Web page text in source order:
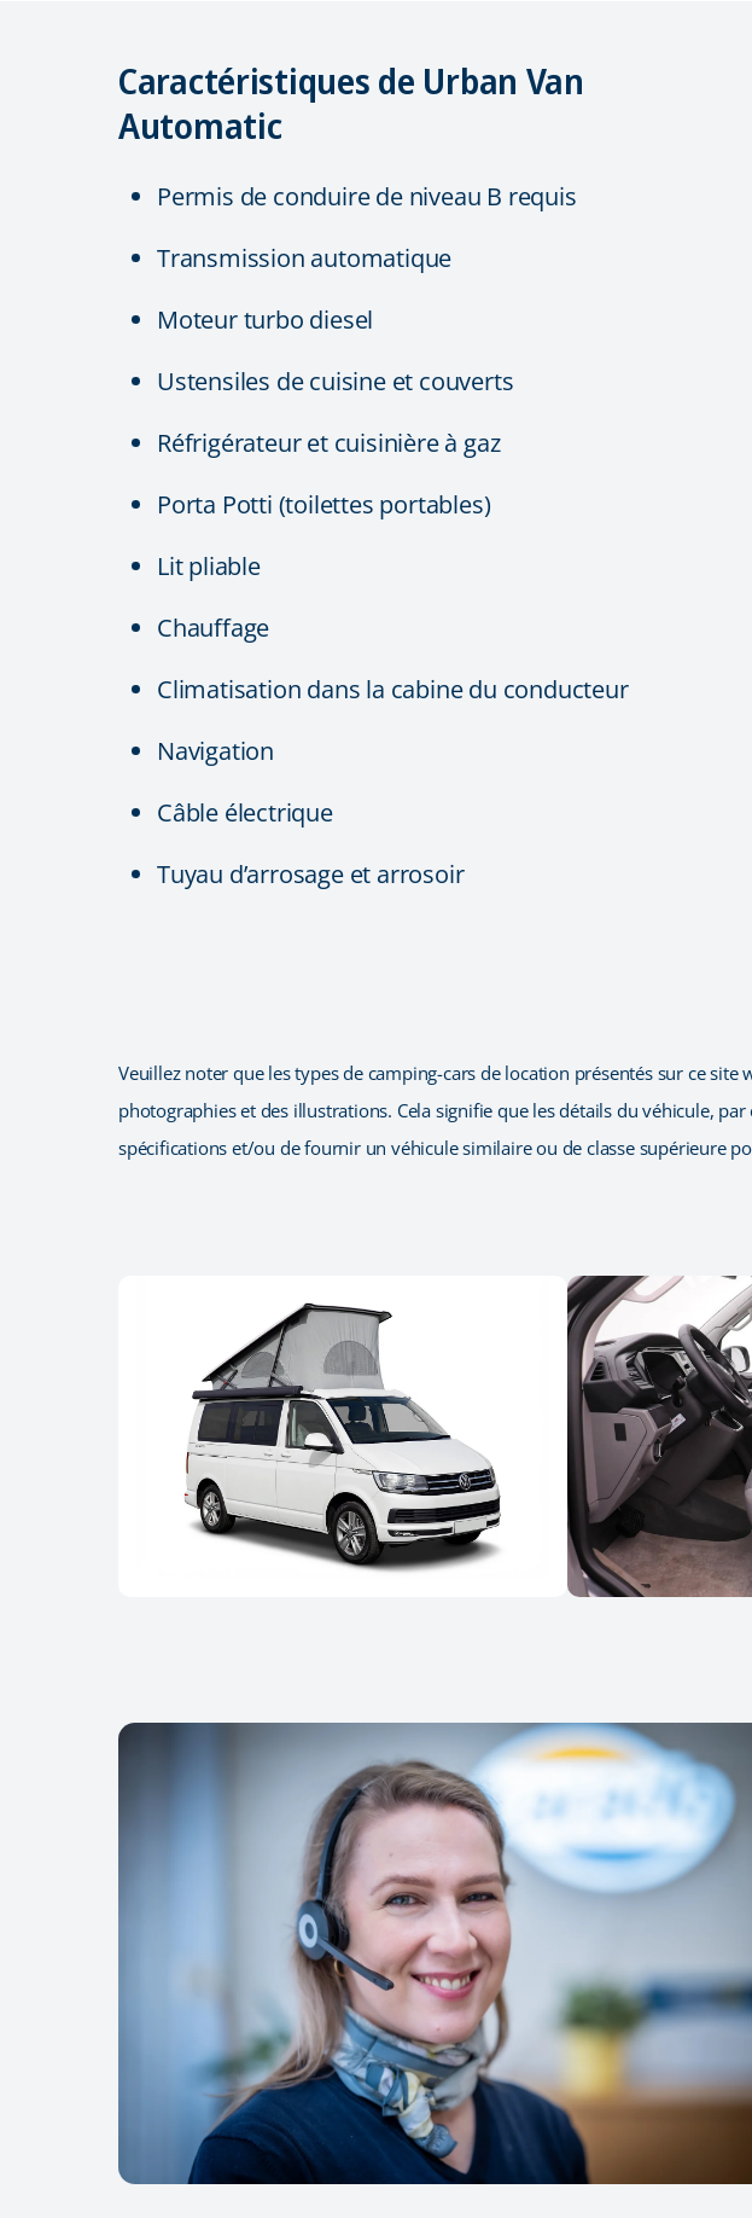
Caractéristiques de Urban Van
Automatic
Permis de conduire de niveau B requis
Transmission automatique
Moteur turbo diesel
Ustensiles de cuisine et couverts
Réfrigérateur et cuisinière à gaz
Porta Potti (toilettes portables)
Lit pliable
Chauffage
Climatisation dans la cabine du conducteur
Navigation
Câble électrique
Tuyau d’arrosage et arrosoir
Veuillez noter que les types de camping-cars de location présentés sur ce
photographies et des illustrations. Cela signifie que les détails du véhicule,
spécifications et/ou de fournir un véhicule similaire ou de classe supérieure